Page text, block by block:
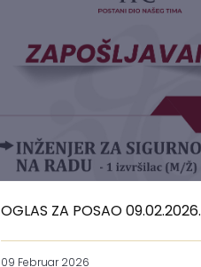
OGLAS ZA POSAO 09.02.2026.
09 Februar 2026